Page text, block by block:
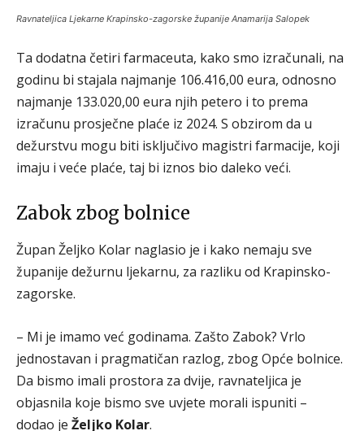
Ravnateljica Ljekarne Krapinsko-zagorske županije Anamarija Salopek
Ta dodatna četiri farmaceuta, kako smo izračunali, na
godinu bi stajala najmanje 106.416,00 eura, odnosno
najmanje 133.020,00 eura njih petero i to prema
izračunu prosječne plaće iz 2024. S obzirom da u
dežurstvu mogu biti isključivo magistri farmacije, koji
imaju i veće plaće, taj bi iznos bio daleko veći.
Zabok zbog bolnice
Župan Željko Kolar naglasio je i kako nemaju sve
županije dežurnu ljekarnu, za razliku od Krapinsko-
zagorske.
– Mi je imamo već godinama. Zašto Zabok? Vrlo
jednostavan i pragmatičan razlog, zbog Opće bolnice.
Da bismo imali prostora za dvije, ravnateljica je
objasnila koje bismo sve uvjete morali ispuniti –
dodao je Željko Kolar.